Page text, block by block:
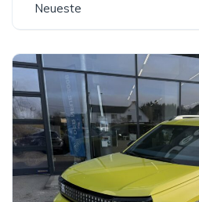
Neueste